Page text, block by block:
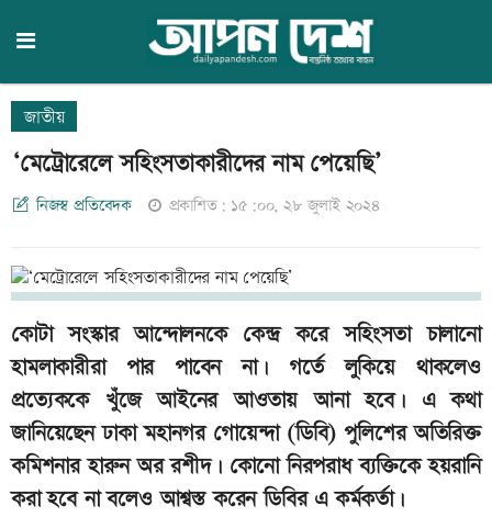
জাতীয়
‘মেট্রোরেলে সহিংসতাকারীদের নাম পেয়েছি’
নিজস্ব প্রতিবেদক প্রকাশিত: ১৫:০০, ২৮ জুলাই ২০২৪
কোটা সংস্কার আন্দোলনকে কেন্দ্র করে সহিংসতা চালানো
হামলাকারীরা পার পাবেন না। গর্তে লুকিয়ে থাকলেও
প্রত্যেককে খুঁজে আইনের আওতায় আনা হবে। এ কথা
জানিয়েছেন ঢাকা মহানগর গোয়েন্দা (ডিবি) পুলিশের অতিরিক্ত
কমিশনার হারুন অর রশীদ। কোনো নিরপরাধ ব্যক্তিকে হয়রানি
করা হবে না বলেও আশ্বস্ত করেন ডিবির এ কর্মকর্তা।